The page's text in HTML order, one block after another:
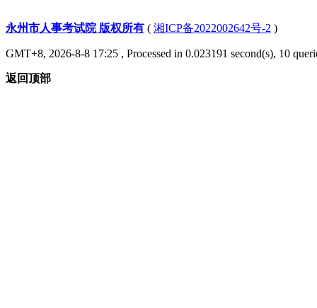
永州市人事考试院 版权所有 ( 湘ICP备2022002642号-2 )
GMT+8, 2026-8-8 17:25 , Processed in 0.023191 second(s), 10
返回顶部